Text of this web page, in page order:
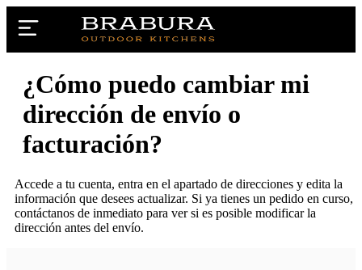
¿Cómo puedo cambiar mi
dirección de envío o
facturación?
Accede a tu cuenta, entra en el apartado de direcciones y edita la
información que desees actualizar. Si ya tienes un pedido en curso,
contáctanos de inmediato para ver si es posible modificar la
dirección antes del envío.